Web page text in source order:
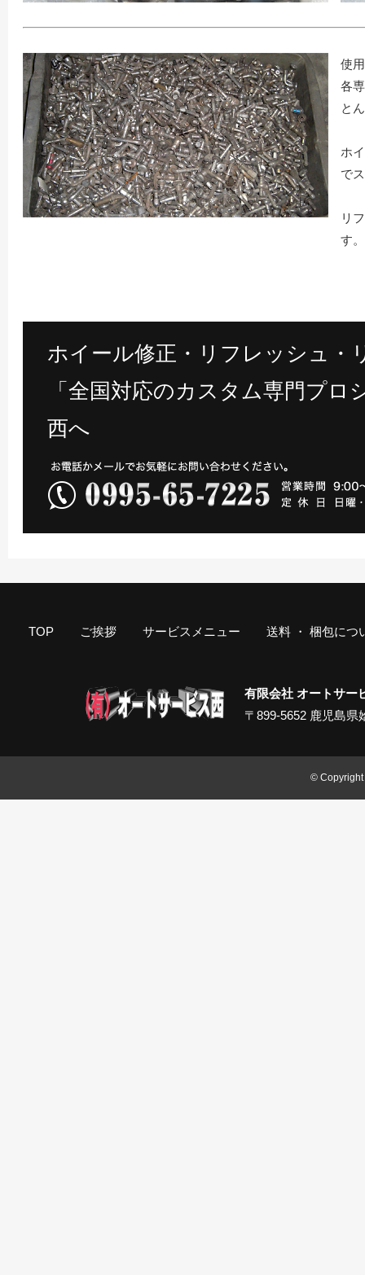
使
各
と
ホ
で
リ
す。
ホイール修正・リフレッシュ・
「全国対応のカスタム専門プ
西へ
TOP ご挨拶 サービスメニュー 送料 ・ 梱包につ
有限会社 オートサー
〒899-5652 鹿児島
© Copyright